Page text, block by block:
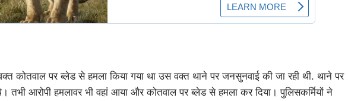
कोतवाल पर ब्लेड से हमला किया गया था उस वक्त थाने पर जनसुनवाई की जा रही थी. थाने पर
आरोपी हमलावर भी वहां आया और कोतवाल पर ब्लेड से हमला कर दिया। पुलिसकर्मियों ने